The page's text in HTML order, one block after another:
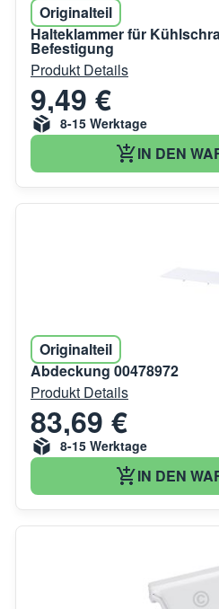
Originalteil
Halteklammer für
Befestigung
Produkt Details
9,49 €
8-15 Werktage
IN DEN
Originalteil
Abdeckung 00478972
Produkt Details
83,69 €
8-15 Werktage
IN DEN